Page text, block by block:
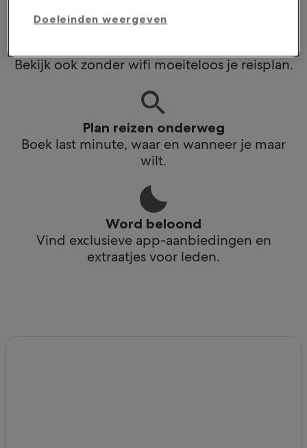
Bekijk ook zonder wifi moeiteloos je reisplan.
Plan reizen onderweg
Boek last minute, waar en wanneer je maar
wilt.
Word beloond
Vind exclusieve app-aanbiedingen en
extraatjes voor leden.
Doeleinden weergeven